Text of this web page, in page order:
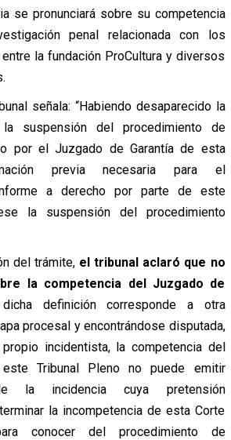
se pronunciará sobre su competencia
penal relacionada con los
la fundación ProCultura y diversos
señala: “Habiendo desaparecido la
suspensión del procedimiento de
por el Juzgado de Garantía de esta
previa necesaria para el
a derecho por parte de este
la suspensión del procedimiento
del trámite, el tribunal aclaró que no
la competencia del Juzgado de
definición corresponde a otra
procesal y encontrándose disputada,
incidentista, la competencia del
Tribunal Pleno no puede emitir
la incidencia cuya pretensión
la incompetencia de esta Corte
conocer del procedimiento de